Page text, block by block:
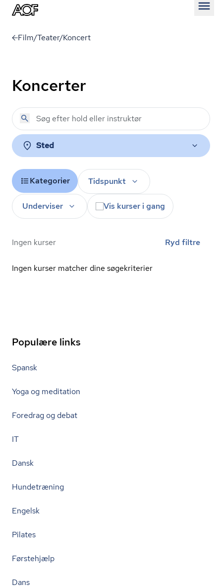
Film/Teater/Koncert
Koncerter
Sted
Kategorier Tidspunkt
Underviser Vis kurser i gang
Ingen kurser Ryd filtre
Ingen kurser matcher dine søgekriterier
Populære links
Spansk
Yoga og meditation
Foredrag og debat
IT
Dansk
Hundetræning
Engelsk
Pilates
Førstehjælp
Dans